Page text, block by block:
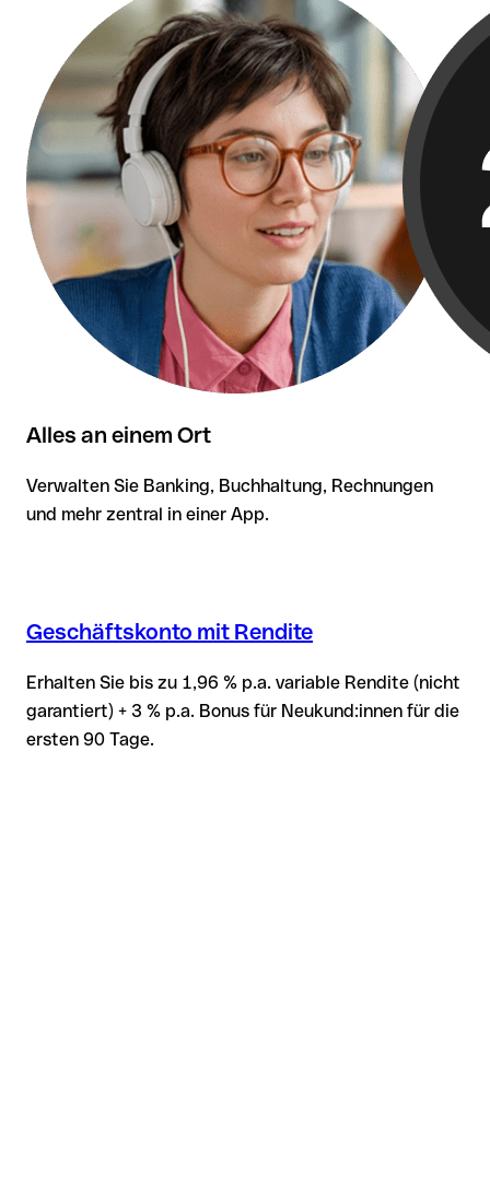
Alles an einem Ort
Verwalten Sie Banking, Buchhaltung, Rechnungen
und mehr zentral in einer App.
Geschäftskonto mit Rendite
Erhalten Sie bis zu 1,96 % p.a. variable Rendite (nicht
garantiert) + 3 % p.a. Bonus für Neukund:innen für die
ersten 90 Tage.